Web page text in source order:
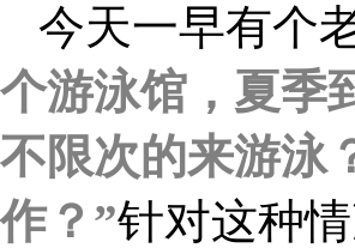
今天一早有个
个游泳馆，夏季
不限次的来游泳
作？”针对这种